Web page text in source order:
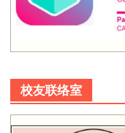
校友联络室